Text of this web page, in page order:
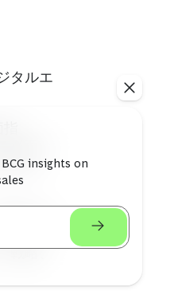
insights on
タルエ
要が
能で
な全
果を
戦略、